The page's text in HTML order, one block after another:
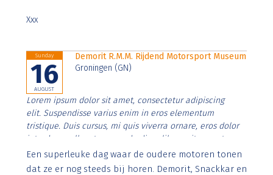
Xxx
Sunday
16
AUGUST
Demorit R.M.M. Rijdend Motorsport Museum
Groningen (GN)
Lorem ipsum dolor sit amet, consectetur adipiscing
elit. Suspendisse varius enim in eros elementum
tristique. Duis cursus, mi quis viverra ornare, eros dolor
interdum nulla, ut commodo diam libero vitae erat.
Aenean faucibus nibh et justo cursus id rutrum lorem
imperdiet. Nunc ut sem vitae risus tristique posuere.
Een superleuke dag waar de oudere motoren tonen
dat ze er nog steeds bij horen. Demorit, Snackkar en